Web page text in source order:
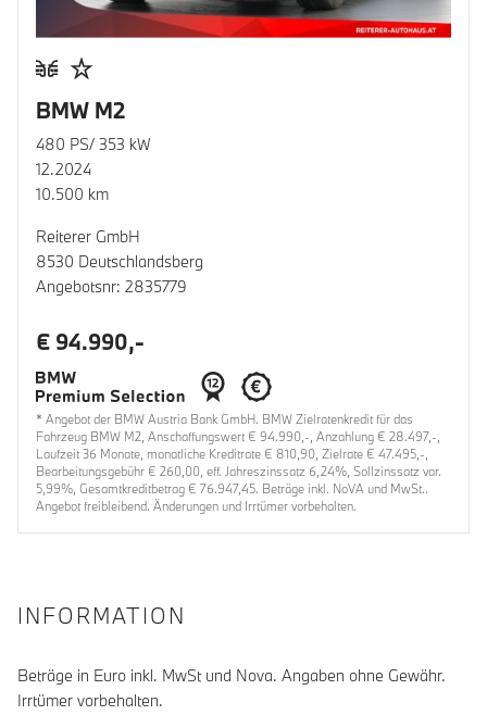
BMW M2
480 PS/ 353 kW
12.2024
10.500 km
Reiterer GmbH
8530 Deutschlandsberg
Angebotsnr: 2835779
€ 94.990,-
* Angebot der BMW Austria Bank GmbH. BMW Zielratenkredit für das
Fahrzeug BMW M2, Anschaffungswert € 94.990,-, Anzahlung € 28.497,-,
Laufzeit 36 Monate, monatliche Kreditrate € 810,90, Zielrate € 47.495,-,
Bearbeitungsgebühr € 260,00, eff. Jahreszinssatz 6,24%, Sollzinssatz var.
5,99%, Gesamtkreditbetrag € 76.947,45. Beträge inkl. NoVA und MwSt..
Angebot freibleibend. Änderungen und Irrtümer vorbehalten.
INFORMATION
Beträge in Euro inkl. MwSt und Nova. Angaben ohne Gewähr.
Irrtümer vorbehalten.